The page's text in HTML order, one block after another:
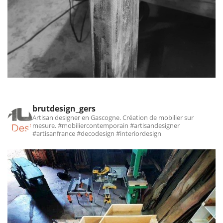
brutdesign_gers
Artisan designer en Gascogne. Création de mobilier sur
mesure.#mobiliercontemporain #artisandesigner
#artisanfrance #decodesign #interiordesign